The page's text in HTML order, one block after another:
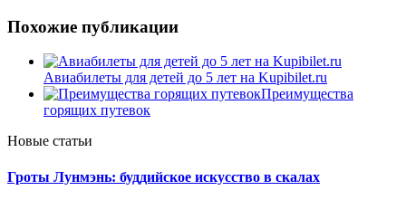
Похожие публикации
Авиабилеты для детей до 5 лет на Kupibilet.ru
Преимущества
горящих путевок
Новые статьи
Гроты Лунмэнь: буддийское искусство в скалах